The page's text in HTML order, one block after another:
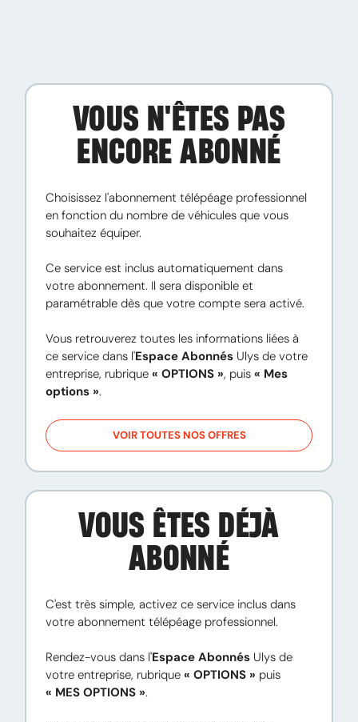
VOUS N'ÊTES PAS
ENCORE ABONNÉ
Choisissez l'abonnement télépéage professionnel
en fonction du nombre de véhicules que vous
souhaitez équiper.
Ce service est inclus automatiquement dans
votre abonnement. Il sera disponible et
paramétrable dès que votre compte sera activé.
Vous retrouverez toutes les informations liées à
ce service dans l'Espace Abonnés Ulys de votre
entreprise, rubrique « OPTIONS », puis « Mes
options ».
VOIR TOUTES NOS OFFRES
VOUS ÊTES DÉJÀ
ABONNÉ
C'est très simple, activez ce service inclus dans
votre abonnement télépéage professionnel.
Rendez-vous dans l'Espace Abonnés Ulys de
votre entreprise, rubrique « OPTIONS »
« MES OPTIONS ».